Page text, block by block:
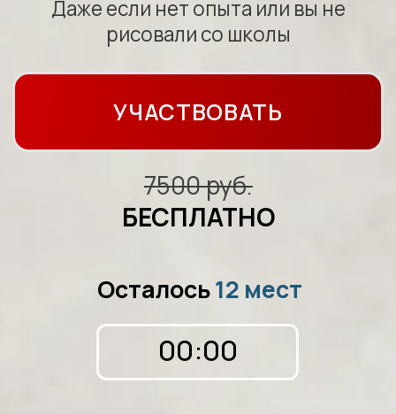
регистрации
вы получите
«Постановка руки.
Первая работа простым
Видеоурок